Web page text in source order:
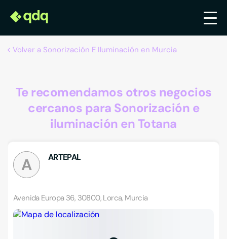
Volver a Sonorización E Iluminación en Murcia
Te recomendamos otros negocios
cercanos para Sonorización e
iluminación en Totana
A ARTEPAL
Avenida Europa 36, 30800, Lorca, Murcia